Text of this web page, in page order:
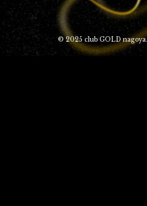
© 2025 club GOLD